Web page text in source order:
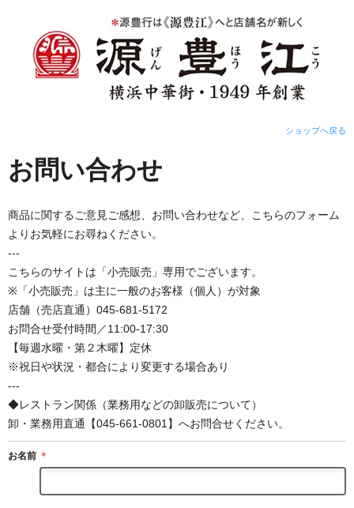
ショップへ戻る
お問い合わせ
商品に関するご意見ご感想、お問い合わせなど、こちらのフォーム
よりお気軽にお尋ねください。
---
こちらのサイトは「小売販売」専用でございます。
※「小売販売」は主に一般のお客様（個人）が対象
店舗（売店直通）045-681-5172
お問合せ受付時間／11:00-17:30
【毎週水曜・第２木曜】定休
※祝日や状況・都合により変更する場合あり
---
◆レストラン関係（業務用などの卸販売について）
卸・業務用直通【045-661-0801】へお問合せください。
お名前 ＊